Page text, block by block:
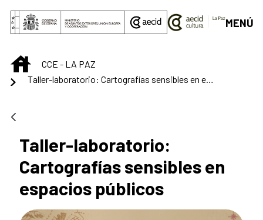
Saltar al contenido principal
MENÚ
INICIOCCE - LA PAZ
Taller-laboratorio: Cartografías sensibles en espacios públicos
Taller-laboratorio:
Cartografías sensibles en
espacios públicos